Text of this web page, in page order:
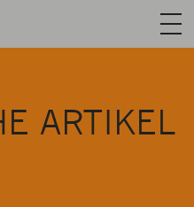
BEREICHE
ARTIKEL